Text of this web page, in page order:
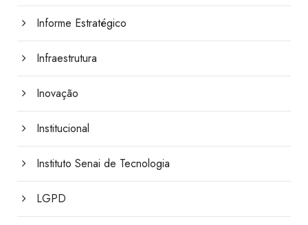
Informe Estratégico
Infraestrutura
Inovação
Institucional
Instituto Senai de Tecnologia
LGPD